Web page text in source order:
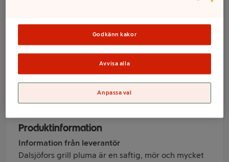
Original ca 600g
Dalsjöfors
Varumärke
Dalsjöfors
Produktinformation
Information från leverantör
Dalsjöfors grill pluma är en saftig, mör och mycket
Godkänn kakor
Avvisa alla
Anpassa val